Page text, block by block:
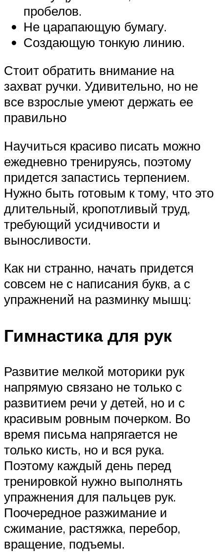
пробелов.
Не царапающую бумагу.
Создающую тонкую линию.
Стоит обратить внимание на
захват ручки. Удивительно, но не
все взрослые умеют держать ее
правильно
Научиться красиво писать можно
ежедневно тренируясь, поэтому
придется запастись терпением.
Нужно быть готовым к тому, что это
длительный, кропотливый труд,
требующий усидчивости и
выносливости.
Как ни странно, начать придется
совсем не с написания букв, а с
упражнений на разминку мышц:
Гимнастика для рук
Развитие мелкой моторики рук
напрямую связано не только с
развитием речи у детей, но и с
красивым ровным почерком. Во
время письма напрягается не
только кисть, но и вся рука.
Поэтому каждый день перед
тренировкой нужно выполнять
упражнения для пальцев рук.
Поочередное разжимание и
сжимание, растяжка, перебор,
вращение, подъемы.